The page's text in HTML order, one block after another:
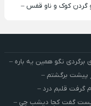
ﮔﺮدن ﻛﻮک و ﻧﺎو ﻗﻔﺲ –
نگو همین یه باره –
پیشت برگشتم –
گرفت قلبم درد –
گفت کجا دیشب چی –